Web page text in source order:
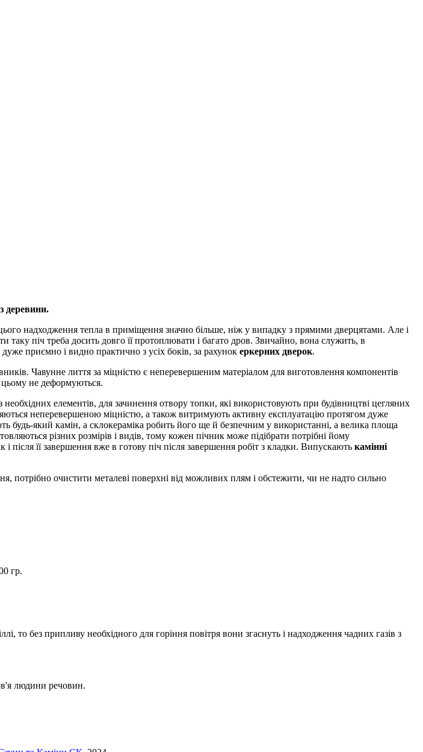
деревини.
надходження тепла в приміщення значно більше, ніж у випадку з прямими дверцятами. Але і
піч треба досить довго її протоплювати і багато дров. Звичайно, вона служить, в
приємно і видно практично з усіх боків, за рахунок еркерних дверок.
Чавунне лиття за міцністю є неперевершеним матеріалом для виготовлення компонентів
цьому не деформуються.
елементів, для зачинення отвору топки, які використовують при будівництві цегляних
неперевершеною міцністю, а також витримують активну експлуатацію протягом дуже
будь-який камін, а склокераміка робить його ще й безпечним у використанні, а велика площа
різних розмірів і видів, тому кожен пічник може підібрати потрібні йому
після її завершення вже в готову піч після завершення робіт з кладки. Випускають камінні
потрібно очистити металеві поверхні від можливих плям і обстежити, чи не надто сильно
гр.
то без припливу необхідного для горіння повітря вони згаснуть і надходження чадних газів з
людини речовин.